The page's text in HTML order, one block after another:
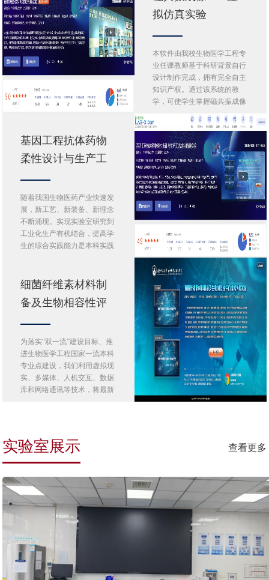
拟仿真实验
本软件由我校生物医学工程专
业任课教师基于科研背景自行
设计制作完成，拥有完全自主
知识产权。通过该系统的教
学，可使学生掌握磁共振成像
基因工程抗体药物
柔性设计与生产工
随着我国生物医药产业快速发
展，新工艺、新装备、新理念
不断涌现。实现实验室研究到
工业化生产有机结合，提高学
生的综合实践能力是本科实践
细菌纤维素材料制
备及生物相容性评
为落实“双一流”建设目标、推
进生物医学工程国家一流本科
专业点建设，我们利用虚拟现
实、多媒体、人机交互、数据
库和网络通讯等技术，将最新
实验室展示 查看更多